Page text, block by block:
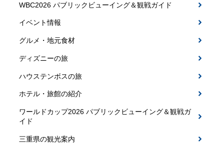
WBC2026 パブリックビューイング＆観戦ガイド
イベント情報
グルメ・地元食材
ディズニーの旅
ハウステンボスの旅
ホテル・旅館の紹介
ワールドカップ2026 パブリックビューイング＆観戦ガ
イド
三重県の観光案内